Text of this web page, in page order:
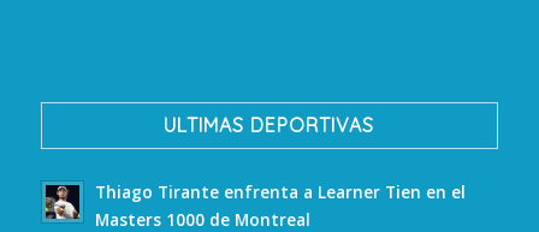
ULTIMAS DEPORTIVAS
Thiago Tirante enfrenta a Learner Tien en el
Masters 1000 de Montreal